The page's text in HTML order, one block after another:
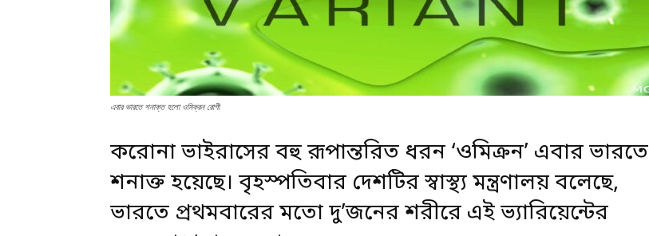
এবার ভারতে শনাক্ত হলো ওমিক্রন রোগী
করোনা ভাইরাসের বহু রূপান্তরিত ধরন ‘ওমিক্রন’ এবার ভারতে
শনাক্ত হয়েছে। বৃহস্পতিবার দেশটির স্বাস্থ্য মন্ত্রণালয় বলেছে,
ভারতে প্রথমবারের মতো দু’জনের শরীরে এই ভ্যারিয়েন্টের